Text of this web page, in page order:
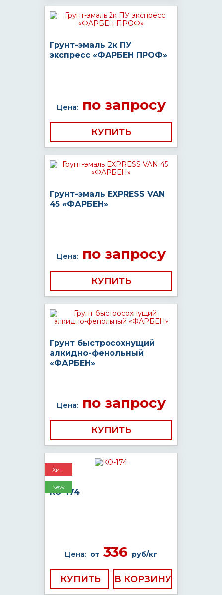
Грунт-эмаль 2к ПУ
экспресс «ФАРБЕН ПРОФ»
Цена:по запросу
КУПИТЬ
Грунт-эмаль EXPRESS VAN
45 «ФАРБЕН»
Цена:по запросу
КУПИТЬ
Грунт быстросохнущий
алкидно-фенольный
«ФАРБЕН»
Цена:по запросу
КУПИТЬ
Хит
New
КО-174
Цена: от 336 руб/кг
КУПИТЬ